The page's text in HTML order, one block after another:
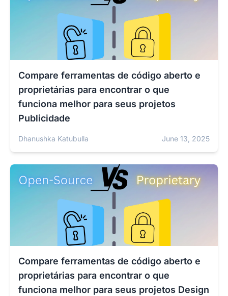
Compare ferramentas de código aberto e
proprietárias para encontrar o que
funciona melhor para seus projetos
Publicidade
Dhanushka Katubulla June 13, 2025
Compare ferramentas de código aberto e
proprietárias para encontrar o que
funciona melhor para seus projetos Design